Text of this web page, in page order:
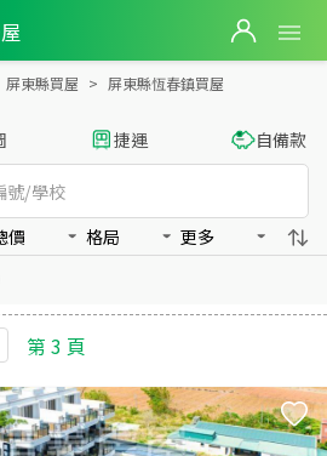
春鎮買房：房屋物件出售、房價分析
屏東縣買屋 屏東縣恆春鎮買屋
捷運 自備款
價 格局 更多
第 3 頁